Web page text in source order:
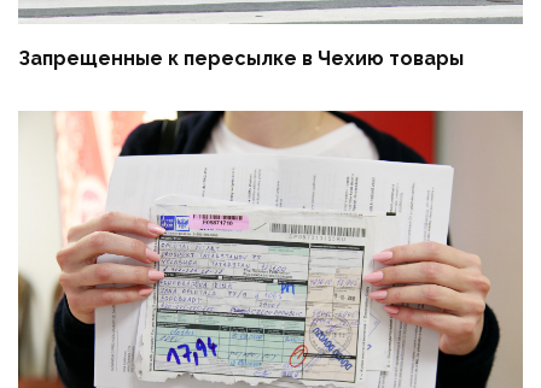
Запрещенные к пересылке в Чехию товары